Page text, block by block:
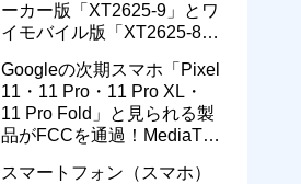
ーカー版「XT2625-9」とワ
イモバイル版「XT2625-8」
Googleの次期スマホ「Pixel
11・11 Pro・11 Pro XL・
11 Pro Fold」と見られる製
品がFCCを通過！MediaTek
スマートフォン（スマホ）